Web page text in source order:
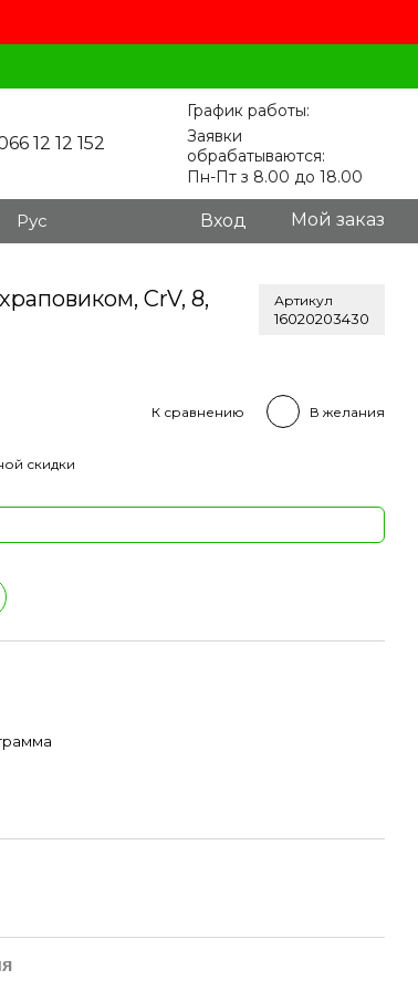
12 12 152
График работы:
Заявки
обрабатываются:
Пн-Пт з 8.00 до 18.00
Рус Вход Мой заказ
CrV, 8,
Артикул
16020203430
К сравнению В желания
скидки